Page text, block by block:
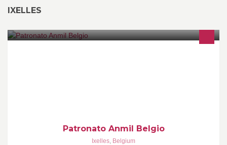
IXELLES
Patronato Anmil Belgio
Ixelles, Belgium